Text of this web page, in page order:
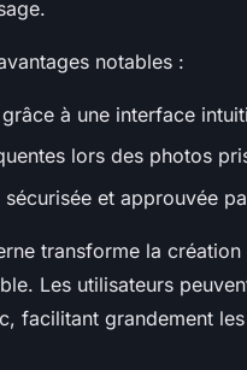
notables :
à une interface
lors des photos
et approuvée
transforme la
Les utilisateurs
facilitant grandement